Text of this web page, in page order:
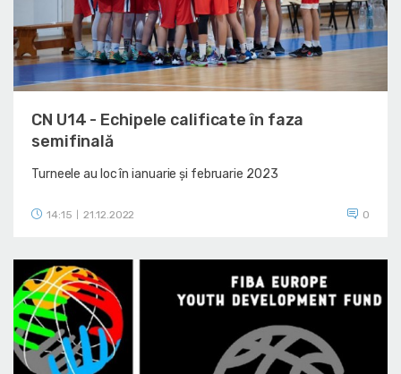
CN U14 - Echipele calificate în faza
semifinală
Turneele au loc în ianuarie și februarie 2023
14:15 21.12.2022 0